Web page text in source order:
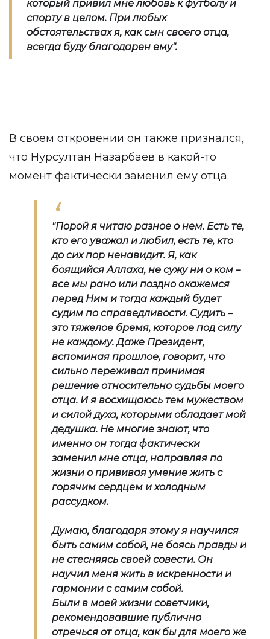
который привил мне любовь к футболу и
спорту в целом. При любых
обстоятельствах я, как сын своего отца,
всегда буду благодарен ему".
В своем откровении он также признался,
что Нурсултан Назарбаев в какой-то
момент фактически заменил ему отца.
"Порой я читаю разное о нем. Есть те,
кто его уважал и любил, есть те, кто
до сих пор ненавидит. Я, как
боящийся Аллаха, не сужу ни о ком –
все мы рано или поздно окажемся
перед Ним и тогда каждый будет
судим по справедливости. Судить –
это тяжелое бремя, которое под силу
не каждому. Даже Президент,
вспоминая прошлое, говорит, что
сильно переживал принимая
решение относительно судьбы моего
отца. И я восхищаюсь тем мужеством
и силой духа, которыми обладает мой
дедушка. Не многие знают, что
именно он тогда фактически
заменил мне отца, направляя по
жизни о прививая умение жить с
горячим сердцем и холодным
рассудком.
Думаю, благодаря этому я научился
быть самим собой, не боясь правды и
не стесняясь своей совести. Он
научил меня жить в искренности и
гармонии с самим собой.
Были в моей жизни советчики,
рекомендовавшие публично
отречься от отца, как бы для моего же